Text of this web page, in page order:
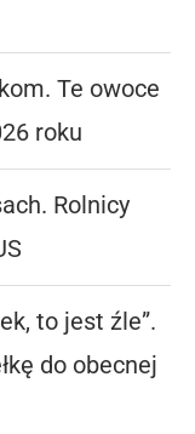
Te owoce
roku
Rolnicy
to jest źle”.
do obecnej